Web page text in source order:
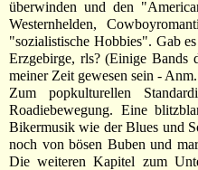
überwinden und den
Westernhelden,
"sozialistische Hobbies". Gab
Erzgebirge, rls? (Einige Bands
meiner Zeit gewesen sein -
Zum popkulturellen
Roadiebewegung. Eine
Bikermusik wie der Blues und
noch von bösen Buben und
Die weiteren Kapitel zum